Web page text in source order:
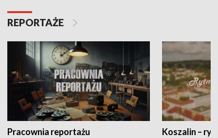
REPORTAŻE
Pracownia reportażu Koszalin –